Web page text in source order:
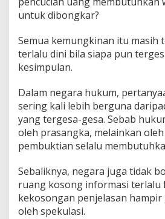
untuk dibongkar?
Semua kemungkinan itu masih
terlalu dini bila siapa pun
kesimpulan.
Dalam negara hukum,
sering kali lebih berguna
yang tergesa-gesa. Sebab
oleh prasangka, melainkan
pembuktian selalu
Sebaliknya, negara juga tidak
ruang kosong informasi terlalu
kekosongan penjelasan hampir
oleh spekulasi.